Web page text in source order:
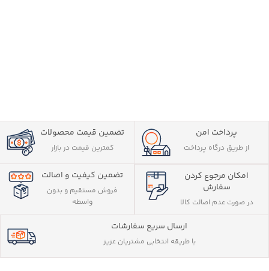
پرداخت امن
از طریق درگاه پرداخت
تضمین قیمت محصولات
کمترین قیمت در بازار
امکان مرجوع کردن
سفارش
در صورت عدم اصالت کالا
تضمین کیفیت و اصالت
فروش مستقیم و بدون
واسطه
ارسال سریع سفارشات
با طریقه انتخابی مشتریان عزیز